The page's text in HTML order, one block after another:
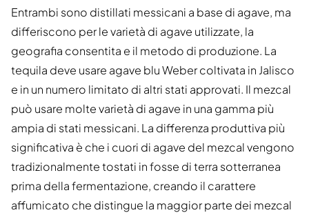
Entrambi sono distillati messicani a base di agave, ma
differiscono per le varietà di agave utilizzate, la
geografia consentita e il metodo di produzione. La
tequila deve usare agave blu Weber coltivata in Jalisco
e in un numero limitato di altri stati approvati. Il mezcal
può usare molte varietà di agave in una gamma più
ampia di stati messicani. La differenza produttiva più
significativa è che i cuori di agave del mezcal vengono
tradizionalmente tostati in fosse di terra sotterranea
prima della fermentazione, creando il carattere
affumicato che distingue la maggior parte dei mezcal